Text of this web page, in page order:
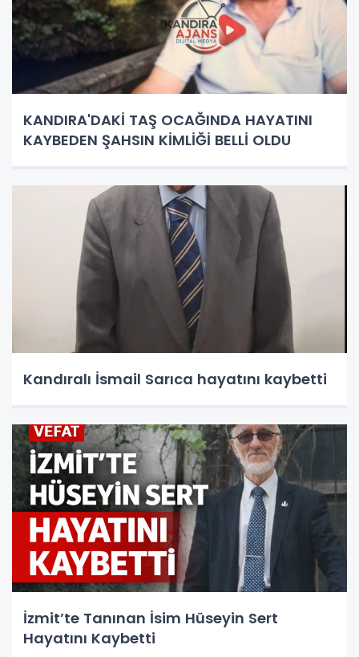
KANDIRA'DAKİ TAŞ OCAĞINDA HAYATINI
KAYBEDEN ŞAHSIN KİMLİĞİ BELLİ OLDU
Kandıralı İsmail Sarıca hayatını kaybetti
İzmit’te Tanınan İsim Hüseyin Sert
Hayatını Kaybetti